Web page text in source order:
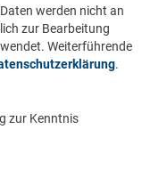
werden nicht an
zur Bearbeitung
Weiterführende
.
zur Kenntnis